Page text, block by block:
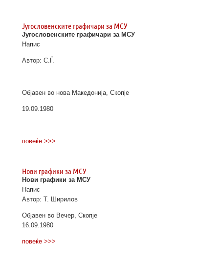
Југословенските графичари за МСУ
Југословенските графичари за МСУ
Напис
Автор: С.Ѓ.
Објавен во нова Македонија, Скопје
19.09.1980
повеќе >>>
Нови графики за МСУ
Нови графики за МСУ
Напис
Автор: Т. Ширилов
Објавен во Вечер, Скопје
16.09.1980
повеќе >>>